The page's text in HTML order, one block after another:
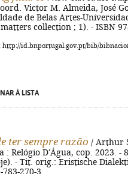
Victor M. Almeida, José
de Belas Artes-
collection ; 1). - ISBN
id.bnportugal.gov.pt/bib/
À LISTA
ter sempre razão / Arthur
: Relógio D'Água, cop. 2023. -
- Tit. orig.: Eristische
783-270-3